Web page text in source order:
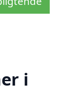
i